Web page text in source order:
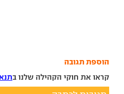
הוספת תגובה
קראו את חוקי הקהילה שלנו ב